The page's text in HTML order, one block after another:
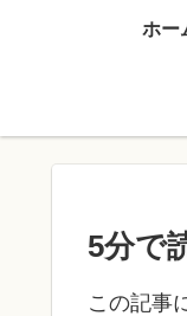
ホー
5分で
この記事